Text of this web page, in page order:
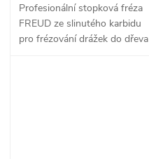
Profesionální stopková fréza
FREUD ze slinutého karbidu
pro frézování drážek do dřeva